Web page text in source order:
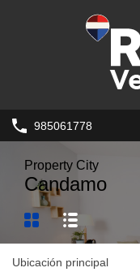
985061778
Property City
Candamo
Ubicación principal